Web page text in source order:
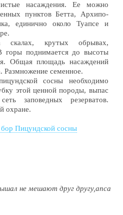
насаждения. Ее можно
пунктов Бетта, Архипо-
единично около Туапсе и
скалах, крутых обрывах,
горы поднимается до высоты
Общая площадь насаждений
Размножение семенное.
сосны необходимо
этой ценной породы, выпас
заповедных резерватов.
охране.
Пицундской сосны
не мешают друг другу,апса